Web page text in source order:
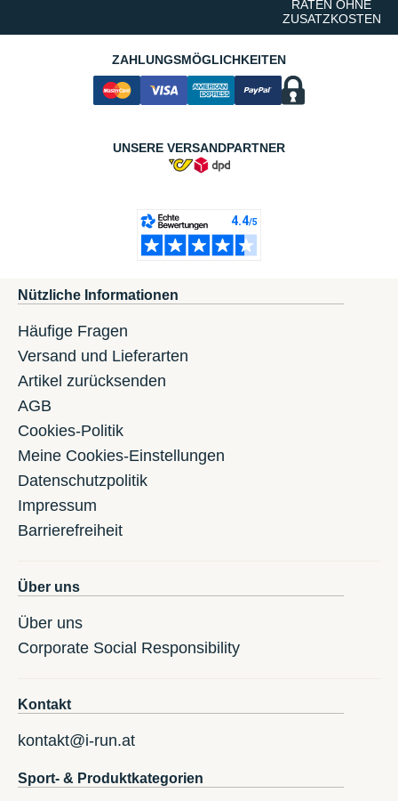
RATEN OHNE
ZUSATZKOSTEN
ZAHLUNGSMÖGLICHKEITEN
UNSERE VERSANDPARTNER
Nützliche Informationen
Häufige Fragen
Versand und Lieferarten
Artikel zurücksenden
AGB
Cookies-Politik
Meine Cookies-Einstellungen
Datenschutzpolitik
Impressum
Barrierefreiheit
Über uns
Über uns
Corporate Social Responsibility
Kontakt
kontakt@i-run.at
Sport- & Produktkategorien